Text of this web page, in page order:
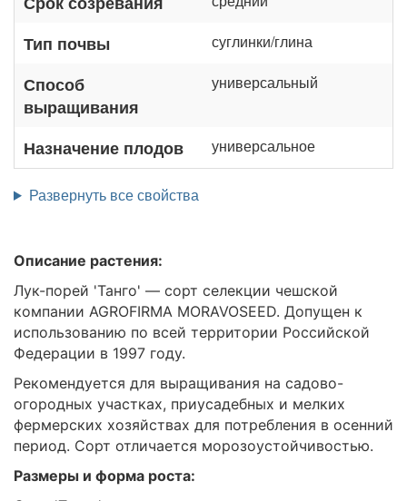
Тип почвы суглинки/глина
Способ
выращивания
универсальный
Назначение плодов универсальное
Развернуть все свойства
Описание растения:
Лук-порей 'Танго' — сорт селекции чешской
компании AGROFIRMA MORAVOSEED. Допущен к
использованию по всей территории Российской
Федерации в 1997 году.
Рекомендуется для выращивания на садово-
огородных участках, приусадебных и мелких
фермерских хозяйствах для потребления в осенний
период. Сорт отличается морозоустойчивостью.
Размеры и форма роста: